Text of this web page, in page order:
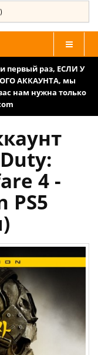
первый раз, ЕСЛИ У
АККАУНТА, мы
нам нужна только
4 -
PS5